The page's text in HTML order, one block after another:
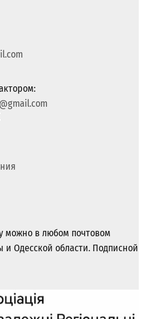
можно в любом почтовом
и Одесской области. Подписной